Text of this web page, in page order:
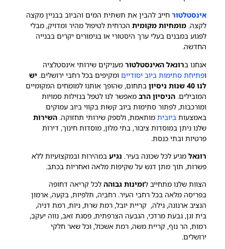
אינסטלטור חייב להבין את תשתית המים והביוב בבניין מקצה
לקצה. מומחיות מקומיתהכרחית לטיפול מהיר ומדויק, מבלי
לפגוע במבנים בעלי ערך היסטורי או בגימורים יקרים בבנייה
החדשה.
אנחנו ברונאל האינסטלטורמעניקים שירותי אינסטלציה
ופתיחת סתימות ביוב יסודייםומקיפים בכל רחבי ירושלים. יש
לנו 40 שנות ניסיון
בתחום, שהופך אותנו למומחים המקומיים
המובילים. הניסיון הרבמאפשר לנו לטפל בנזילות סמויות
ומורכבות, לפתור סתימות ביוב קשות בקווי ביוב עמוקים
באמצעות ביוביתמותאמת, ולספק שירותי תחזוקה. השירות
שלנו ניתן במוסדות ציבור, בתי מלון, מוסדות חינוך, דירות
פרטיות ובתי כנסת.
רונאלמגיע לכל שכונה בעיר. נגיעבמהירות ובמקצועיות ללא
פשרות, תוך מתן דגש על שקיפות מלאה ואחריות בכתב.
הצוות שלנו מתחייב לזמינות גבוההלכל קריאה דחופה
בפריסה מלאה בכל רחבי העיר. רחביה, תלפיות, בקעה, ארמון
הנציב ארנונה, גילה, קריית יובל, רמת שרת, ניות, רמת דניה,
בית וגן, גבעת מרדכי, הגבעה הצרפתית, פסגת זאב, נווה יעקב,
רמות, הר נוף, קריית משה, רמת אשכול, וכל שאר חלקי
ירושלים.